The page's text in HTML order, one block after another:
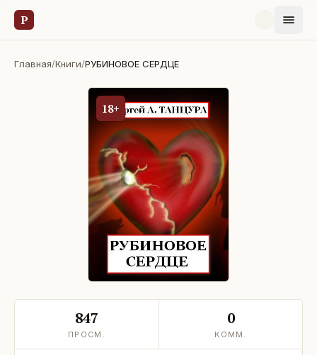
Р
Главная/Книги/РУБИНОВОЕ СЕРДЦЕ
18+
847
ПРОСМ.
0
КОММ.